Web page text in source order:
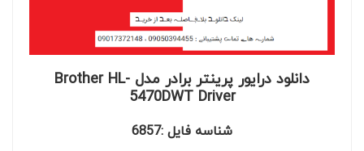
دانلود درایور پرینتر برادر مدل Brother HL-
5470DWT Driver
شناسه فایل :6857